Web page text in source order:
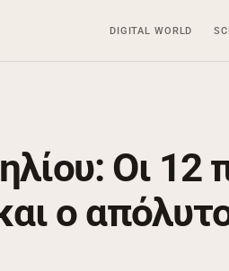
DIGITAL WORLD
Οι 12
ο